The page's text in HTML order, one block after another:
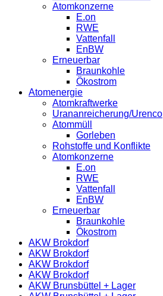
Atomkonzerne
E.on
RWE
Vattenfall
EnBW
Erneuerbar
Braunkohle
Ökostrom
Atomenergie
Atomkraftwerke
Urananreicherung/Urenco
Atommüll
Gorleben
Rohstoffe und Konflikte
Atomkonzerne
E.on
RWE
Vattenfall
EnBW
Erneuerbar
Braunkohle
Ökostrom
AKW Brokdorf
AKW Brokdorf
AKW Brokdorf
AKW Brokdorf
AKW Brunsbüttel + Lager